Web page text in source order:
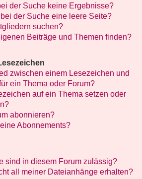
der Suche keine Ergebnisse?
der Suche eine leere Seite?
suchen?
Beiträge und Themen finden?
zwischen einem Lesezeichen und
ein Thema oder Forum?
auf ein Thema setzen oder
abonnieren?
Abonnements?
sind in diesem Forum zulässig?
all meiner Dateianhänge erhalten?